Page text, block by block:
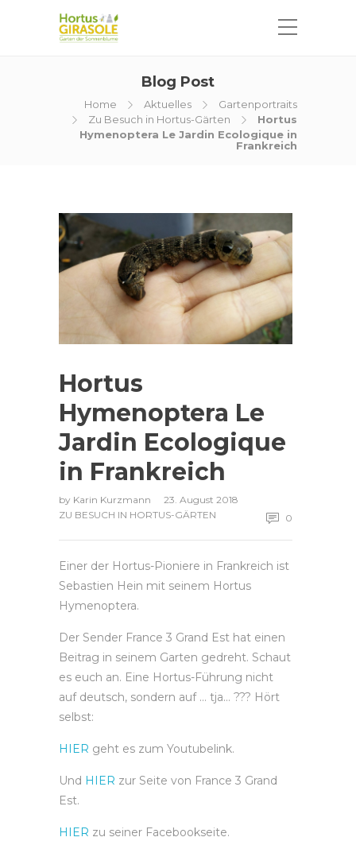
Blog Post
Home Aktuelles
Gartenportraits
Zu Besuch in Hortus-Gärten
Hortus
Hymenoptera Le Jardin Ecologique in
Frankreich
Hortus
Hymenoptera Le
Jardin Ecologique
in Frankreich
by Karin Kurzmann
23. August 2018
ZU BESUCH IN HORTUS-GÄRTEN
0
Einer der Hortus-Pioniere in Frankreich ist
Sebastien Hein mit seinem Hortus
Hymenoptera.
Der Sender France 3 Grand Est hat einen
Beitrag in seinem Garten gedreht. Schaut
es euch an. Eine Hortus-Führung nicht
auf deutsch, sondern auf … tja… ??? Hört
selbst:
HIER geht es zum Youtubelink.
Und HIER zur Seite von France 3 Grand
Est.
HIER zu seiner Facebookseite.